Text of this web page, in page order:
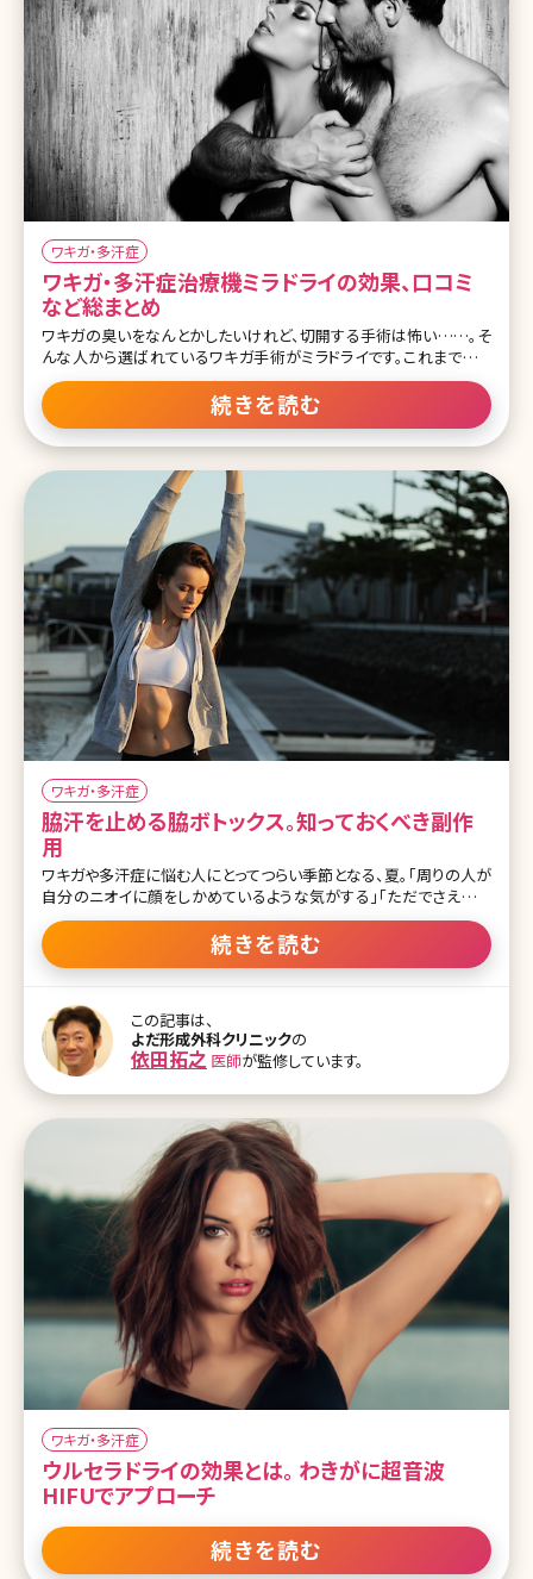
ワキガ・多汗症
ワキガ・多汗症治療機ミラドライの効果、口コミ
など総まとめ
ワキガの臭いをなんとかしたいけれど、切開する手術は怖い……。そ
んな人から選ばれているワキガ手術がミラドライです。これまでワキ
ガの治療はワキの下を切開して、臭いのある汗を分泌するアポクリ
ン腺を除去することでしか根本的な解決にはならないと考えられて
いましたが、ミラドライの施術を受けて以来、まったく臭いが気になら
なくなったという人も少なくありません。この切らないワキガ治療・ミ
の臭いがなくなる?切らないワキガ治療ミラドライとは 1-1.従来のワ
キガ治療とは 1-2.ミラドライの効果 1-3.ミラドライの口コミ 1-4.ミラド
ライは効果をすぐ実感できる? 1-5.ミラドライは再発しやすい? 1-6.ミ
ラドライは効果がない? 1-7.
続きを読む
ワキガ・多汗症
脇汗を止める脇ボトックス。知っておくべき副作
用
ワキガや多汗症に悩む人にとってつらい季節となる、夏。「周りの人が
自分のニオイに顔をしかめているような気がする」「ただでさえ暑い
この時期、人前に出たときにどっと汗が出て恥ずかしい思いをするの
ではないか」こんな心配をしている方も多いでしょう。 ワキガや多汗
症の治療をしたいけれど手術は怖いという人に人気があるのが脇ボ
多汗症とワキガ対策、その副作用などについて詳しく解説していきま
す。 目次 1.脇ボトックスによる多汗症&ワキガ対策と副作用 1-1.脇ボ
トックスってどんな成分? 1-2.脇ボトックスの効果 1-3.脇ボトックスの
値段 1-4.脇ボトックスの保険適用について 2.脇ボトックスの副作用
とは 2-1.脇ボトックスは効かない? 2-2.脇ボトックスの副作用 2-3.脇
続きを読む
この記事は、
よだ形成外科クリニックの
依田拓之 医師が監修しています。
ワキガ・多汗症
ウルセラドライの効果とは。 わきがに超音波
HIFUでアプローチ
続きを読む